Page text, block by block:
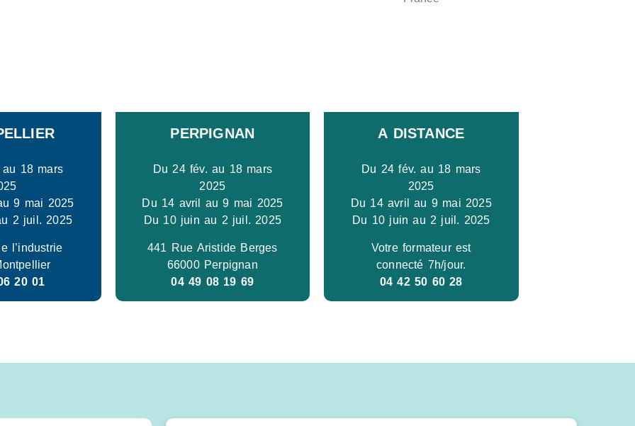
18 mars
9 mai 2025
2 juil. 2025
l’industrie
20 01
PERPIGNAN
Du 24 fév. au 18 mars
2025
Du 14 avril au 9 mai 2025
Du 10 juin au 2 juil. 2025
441 Rue Aristide Berges
66000 Perpignan
04 49 08 19 69
A DISTANCE
Du 24 fév. au 18 mars
2025
Du 14 avril au 9 mai 2025
Du 10 juin au 2 juil. 2025
Votre formateur est
connecté 7h/jour.
04 42 50 60 28